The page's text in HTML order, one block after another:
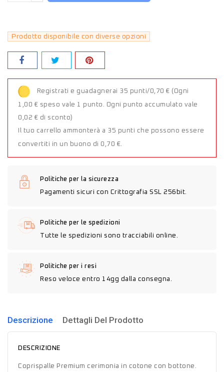
Prodotto disponibile con diverse opzioni
Registrati e guadagnerai 35 punti/0,70 € (Ogni
1,00 € speso vale 1 punto. Ogni punto accumulato vale
0,02 € di sconto)
Il tuo carrello ammonterà a 35 punti che possono essere
convertiti in un buono di 0,70 €.
Politiche per la sicurezza
Pagamenti sicuri con Crittografia SSL 256bit.
Politiche per le spedizioni
Tutte le spedizioni sono tracciabili online.
Politiche per i resi
Reso veloce entro 14gg dalla consegna.
Descrizione Dettagli Del Prodotto
DESCRIZIONE
Coprispalle Premium cerimonia in cotone con bottone.